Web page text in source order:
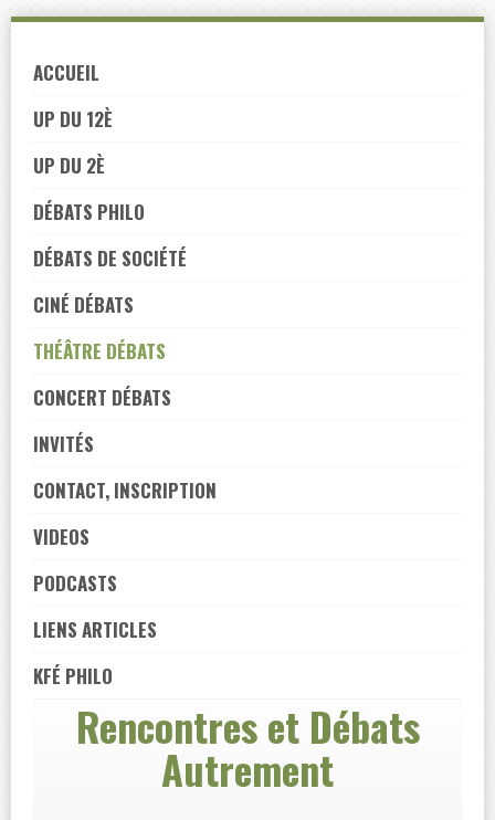
navigation
Skip
content
ACCUEIL
UP DU 12È
UP DU 2È
DÉBATS PHILO
DÉBATS DE SOCIÉTÉ
CINÉ DÉBATS
THÉÂTRE DÉBATS
CONCERT DÉBATS
INVITÉS
CONTACT, INSCRIPTION
VIDEOS
PODCASTS
LIENS ARTICLES
KFÉ PHILO
Rencontres et Débats
Autrement